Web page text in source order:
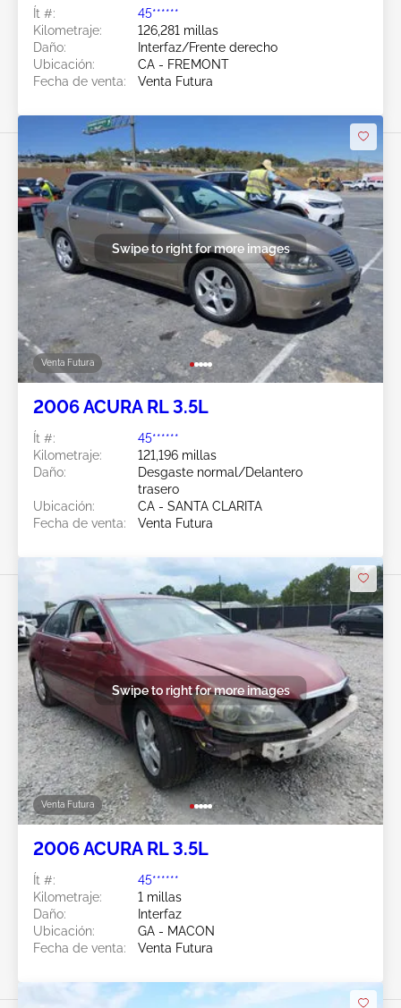
Ít #:
45******
Kilometraje:
126,281 millas
Daño:
Interfaz/Frente derecho
Ubicación:
CA - FREMONT
Fecha de venta:
Venta Futura
Venta Futura
Swipe to right for more images
2006 ACURA RL 3.5L
Ít #:
45******
Kilometraje:
121,196 millas
Daño:
Desgaste normal/Delantero
trasero
Ubicación:
CA - SANTA CLARITA
Fecha de venta:
Venta Futura
Venta Futura
Swipe to right for more images
2006 ACURA RL 3.5L
Ít #:
45******
Kilometraje:
1 millas
Daño:
Interfaz
Ubicación:
GA - MACON
Fecha de venta:
Venta Futura